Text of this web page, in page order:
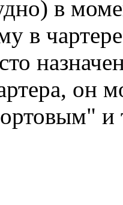
в
в
он
и